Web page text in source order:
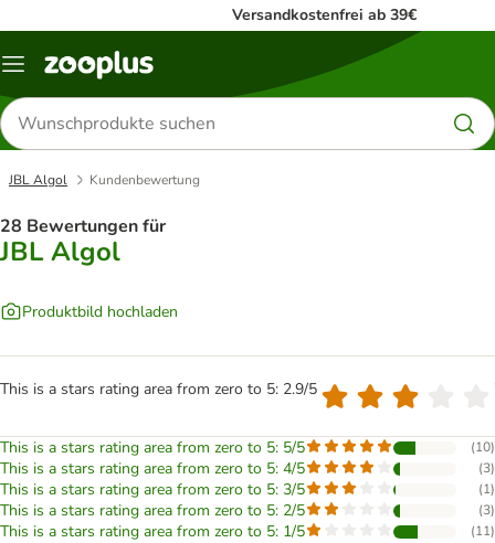
Versandkostenfrei ab 39€
Menü
Produkte
suchen
JBL Algol Kundenbewertung
28 Bewertungen für
JBL Algol
Produktbild hochladen
This is a stars rating area from zero to 5: 2.9/5
This is a stars rating area from zero to 5: 5/5 (10)
This is a stars rating area from zero to 5: 4/5 (3)
This is a stars rating area from zero to 5: 3/5 (1)
This is a stars rating area from zero to 5: 2/5 (3)
This is a stars rating area from zero to 5: 1/5 (11)